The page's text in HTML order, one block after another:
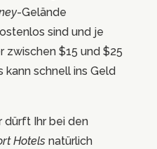
-Gelände
sind und je
zwischen $15 und $25
kann schnell ins Geld
dürft Ihr bei den
Hotelsnatürlich